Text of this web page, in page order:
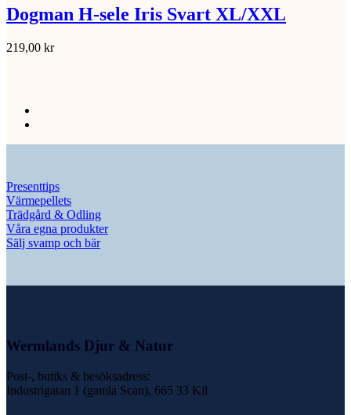
Dogman H-sele Iris Svart XL/XXL
219,00 kr
Presenttips
Värmepellets
Trädgård & Odling
Våra egna produkter
Sälj svamp och bär
Wermlands Djur & Natur
Post-, butiks & besöksadress:
Industrigatan 1 (gamla Scan), 665 33 Kil